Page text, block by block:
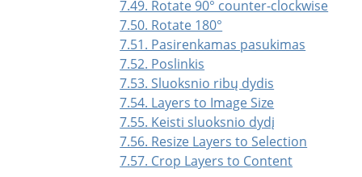
7.49. Rotate 90° counter-clockwise
7.50. Rotate 180°
7.51. Pasirenkamas pasukimas
7.52. Poslinkis
7.53. Sluoksnio ribų dydis
7.54. Layers to Image Size
7.55. Keisti sluoksnio dydį
7.56. Resize Layers to Selection
7.57. Crop Layers to Content